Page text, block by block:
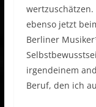
ebenso jetzt
Berliner
irgendeinem
Beruf, den ich